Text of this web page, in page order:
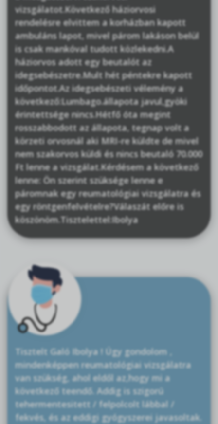
vizsgálatot.Következő háziorvosi
rendelésre elvittem a korházban kapott
ambuláns lapot, mivel párom lakáson belül
is csak mankóval tudott közlekedni.A
háziorvos adott egy beutalót az
idegsebészetre.Mult hét péntekre kapott
időpontot.Az idegsebészeti vélemény a
következő:Lumbago.állapota javul,gyöki
érintettsége nincs.Hétfő óta megint
rosszabbodott az állapota, tegnap volt a
körzeti orvosnál aki MRI-re küldte de mivel
nem szakorvos küldi és nincs beutaló 70.000
Ft lenne a vizsgálat.Kérdésem a következő
lenne: Ön szerint szüksége lenne e
páromnak egy reumatológiai vizsgálatra és
egy röntgenfelvételre?Válaszát előre is
köszönöm.Tisztelettel:Ibolya
Tisztelt Galó Ibolya ! Úgy gondolom ,
mindenképpen reumatológiai vizsgálatra
van szükség, ahol eldől az,hogy mi a
következő teendő. Addig is szigorú
tehermentesitett / felpolcolt lábbal /
fekvés, és az eddigi gyógyszerei javasoltak.